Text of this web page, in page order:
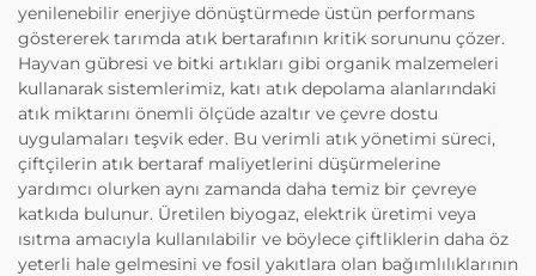
yenilenebilir enerjiye dönüştürmede üstün performans
göstererek tarımda atık bertarafının kritik sorununu çözer.
Hayvan gübresi ve bitki artıkları gibi organik malzemeleri
kullanarak sistemlerimiz, katı atık depolama alanlarındaki
atık miktarını önemli ölçüde azaltır ve çevre dostu
uygulamaları teşvik eder. Bu verimli atık yönetimi süreci,
çiftçilerin atık bertaraf maliyetlerini düşürmelerine
yardımcı olurken aynı zamanda daha temiz bir çevreye
katkıda bulunur. Üretilen biyogaz, elektrik üretimi veya
ısıtma amacıyla kullanılabilir ve böylece çiftliklerin daha öz
yeterli hale gelmesini ve fosil yakıtlara olan bağımlılıklarının